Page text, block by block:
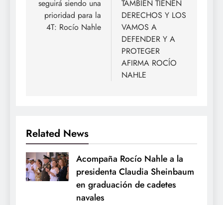
entradas
seguirá siendo una
prioridad para la
4T: Rocío Nahle
TAMBIÉN TIENEN
DERECHOS Y LOS
VAMOS A
DEFENDER Y A
PROTEGER
AFIRMA ROCÍO
NAHLE
Related News
Acompaña Rocío Nahle a la
presidenta Claudia Sheinbaum
en graduación de cadetes
navales